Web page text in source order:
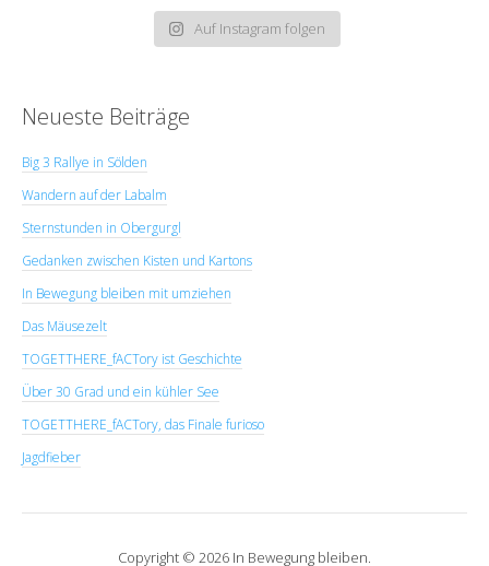
Auf Instagram folgen
Neueste Beiträge
Big 3 Rallye in Sölden
Wandern auf der Labalm
Sternstunden in Obergurgl
Gedanken zwischen Kisten und Kartons
In Bewegung bleiben mit umziehen
Das Mäusezelt
TOGETTHERE_fACTory ist Geschichte
Über 30 Grad und ein kühler See
TOGETTHERE_fACTory, das Finale furioso
Jagdfieber
Copyright © 2026 In Bewegung bleiben.